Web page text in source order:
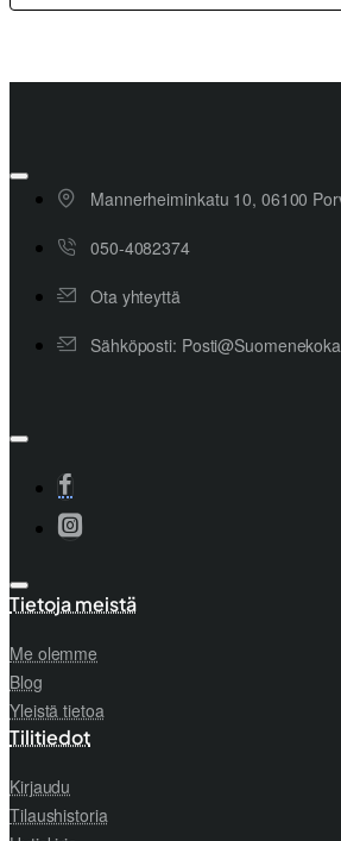
Mannerheiminkatu 10, 06100
050-4082374
Ota yhteyttä
Sähköposti:
Tietoja meistä
Me olemme
Blog
Yleistä tietoa
Tilitiedot
Kirjaudu
Tilaushistoria